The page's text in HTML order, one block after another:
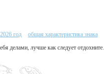
год
общая характеристика знака
делами, лучше как следует отдохните.